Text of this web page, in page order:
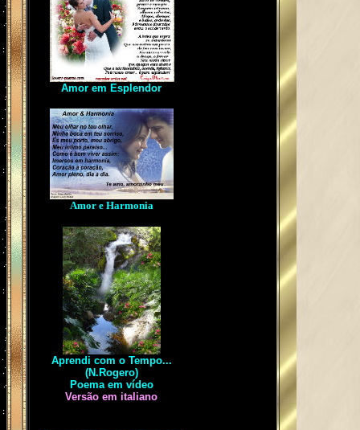
Amor em Esplendor
Amor e Harmonia
Aprendi com o Tempo...
(N.Rogero)
Poema em vídeo
Versão em italiano